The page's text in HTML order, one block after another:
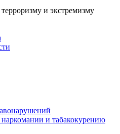
и экстремизму
и табакокурению